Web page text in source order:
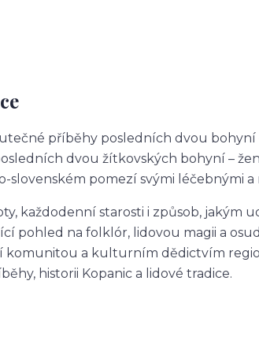
příběhy posledních dvou bohyní
dvou žítkovských bohyní –
slovenském pomezí svými léčebnými
každodenní starosti i způsob, jakým
pohled na folklór, lidovou magii a
komunitou a kulturním dědictvím
historii Kopanic a lidové tradice.